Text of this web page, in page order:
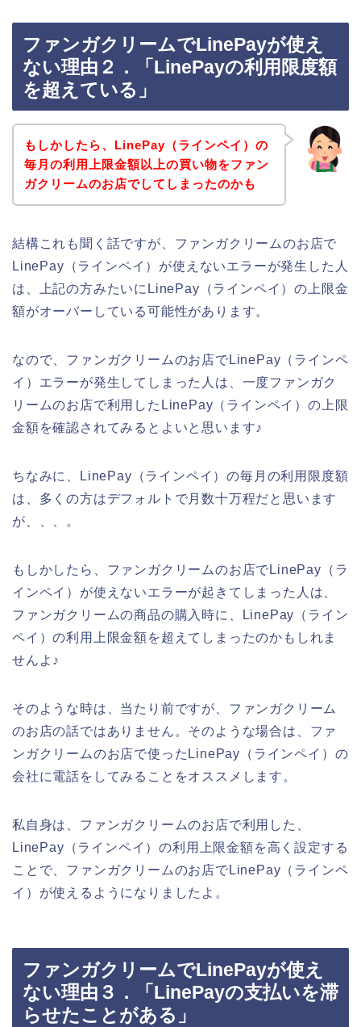
ファンガクリームでLinePayが使え
ない理由２．「LinePayの利用限度額
を超えている」
もしかしたら、LinePay（ラインペイ）の
毎月の利用上限金額以上の買い物をファン
ガクリームのお店でしてしまったのかも
結構これも聞く話ですが、ファンガクリームのお店で
LinePay（ラインペイ）が使えないエラーが発生した人
は、上記の方みたいにLinePay（ラインペイ）の上限金
額がオーバーしている可能性があります。
なので、ファンガクリームのお店でLinePay（ラインペ
イ）エラーが発生してしまった人は、一度ファンガク
リームのお店で利用したLinePay（ラインペイ）の上限
金額を確認されてみるとよいと思います♪
ちなみに、LinePay（ラインペイ）の毎月の利用限度額
は、多くの方はデフォルトで月数十万程だと思います
が、、、。
もしかしたら、ファンガクリームのお店でLinePay（ラ
インペイ）が使えないエラーが起きてしまった人は、
ファンガクリームの商品の購入時に、LinePay（ライン
ペイ）の利用上限金額を超えてしまったのかもしれま
せんよ♪
そのような時は、当たり前ですが、ファンガクリーム
のお店の話ではありません。そのような場合は、ファ
ンガクリームのお店で使ったLinePay（ラインペイ）の
会社に電話をしてみることをオススメします。
私自身は、ファンガクリームのお店で利用した、
LinePay（ラインペイ）の利用上限金額を高く設定する
ことで、ファンガクリームのお店でLinePay（ラインペ
イ）が使えるようになりましたよ。
ファンガクリームでLinePayが使え
ない理由３．「LinePayの支払いを滞
らせたことがある」